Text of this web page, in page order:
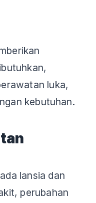
luka,
kebutuhan.
lansia dan
perubahan